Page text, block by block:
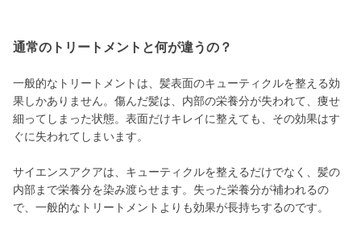
通常のトリートメントと何が違うの？
一般的なトリートメントは、髪表面のキューティクルを整える効
果しかありません。傷んだ髪は、内部の栄養分が失われて、痩せ
細ってしまった状態。表面だけキレイに整えても、その効果はす
ぐに失われてしまいます。
サイエンスアクアは、キューティクルを整えるだけでなく、髪の
内部まで栄養分を染み渡らせます。失った栄養分が補われるの
で、一般的なトリートメントよりも効果が長持ちするのです。